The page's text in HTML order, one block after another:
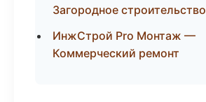
Загородное строительство
ИнжСтрой Pro Монтаж —
Коммерческий ремонт